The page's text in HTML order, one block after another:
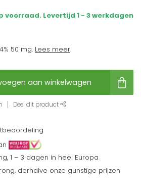
voorraad. Levertijd 1 - 3 werkdagen
50 mg. Lees meer.
aan winkelwagen
Deel dit product
1 – 3 dagen in heel Europa
derhalve onze gunstige prijzen